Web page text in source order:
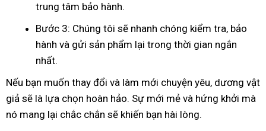
trung tâm bảo hành.
Bước 3: Chúng tôi sẽ nhanh chóng kiểm tra, bảo
hành và gửi sản phẩm lại trong thời gian ngắn
nhất.
Nếu bạn muốn thay đổi và làm mới chuyện yêu, dương vật
giả sẽ là lựa chọn hoàn hảo. Sự mới mẻ và hứng khởi mà
nó mang lại chắc chắn sẽ khiến bạn hài lòng.